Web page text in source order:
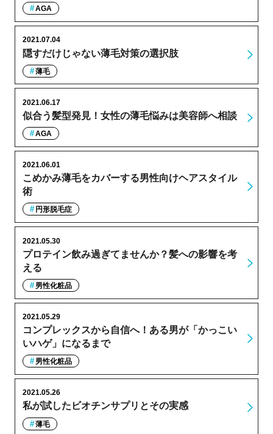
AGA
隠すだけじゃない薄毛対策の選択肢
2021.07.04
薄毛
似合う髪型発見！女性の薄毛悩みは美容師へ相談
2021.06.17
AGA
こめかみ薄毛をカバーする男性向けヘアスタイル
術
2021.06.01
円形脱毛症
プロテイン飲み過ぎてませんか？髪への影響を考
える
2021.05.30
男性化粧品
コンプレックスから自信へ！ある男が「かっこい
いハゲ」になるまで
2021.05.29
男性化粧品
私が試したビオチンサプリとその実感
2021.05.26
薄毛